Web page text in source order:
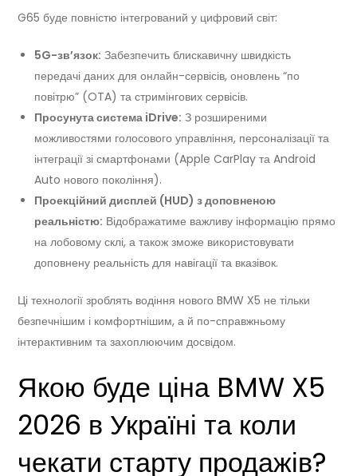
G65 буде повністю інтегрований у цифровий світ:
5G-зв’язок: Забезпечить блискавичну швидкість
передачі даних для онлайн-сервісів, оновлень “по
повітрю” (OTA) та стримінгових сервісів.
Просунута система iDrive: З розширеними
можливостями голосового управління, персоналізації та
інтеграції зі смартфонами (Apple CarPlay та Android
Auto нового покоління).
Проекційний дисплей (HUD) з доповненою
реальністю: Відображатиме важливу інформацію прямо
на лобовому склі, а також зможе використовувати
доповнену реальність для навігації та вказівок.
Ці технології зроблять водіння нового BMW X5 не тільки
безпечнішим і комфортнішим, а й по-справжньому
інтерактивним та захоплюючим досвідом.
Якою буде ціна BMW X5
2026 в Україні та коли
чекати старту продажів?